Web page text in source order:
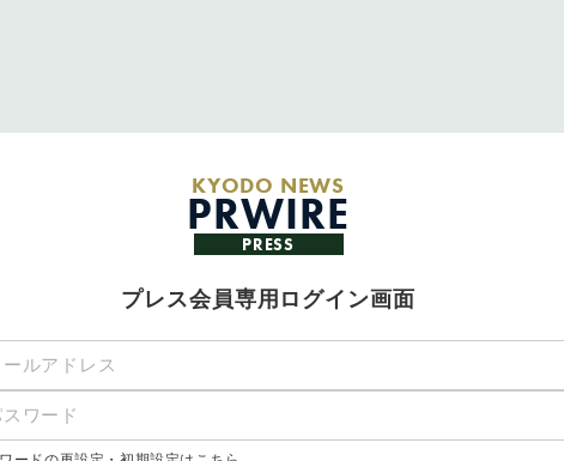
KYODO NEWS
PRWIRE
PRESS
プレス会員専用ログイン画面